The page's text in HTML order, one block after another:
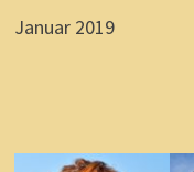
Januar 2019